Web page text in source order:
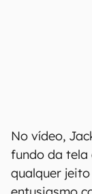
No vídeo,
fundo da tela
qualquer